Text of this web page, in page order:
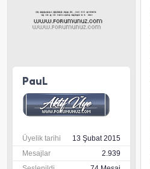
PauL
Üyelik tarihi
13 Şubat 2015
Mesajlar
2.939